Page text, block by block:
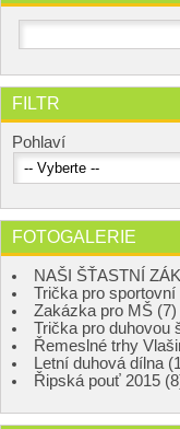
FILTR
Pohlaví
FOTOGALERIE
NAŠI ŠŤASTNÍ
Trička pro sportovní
Zakázka pro MŠ (7)
Trička pro duhovou
Řemeslné trhy
Letní duhová dílna
Řipská pouť 2015